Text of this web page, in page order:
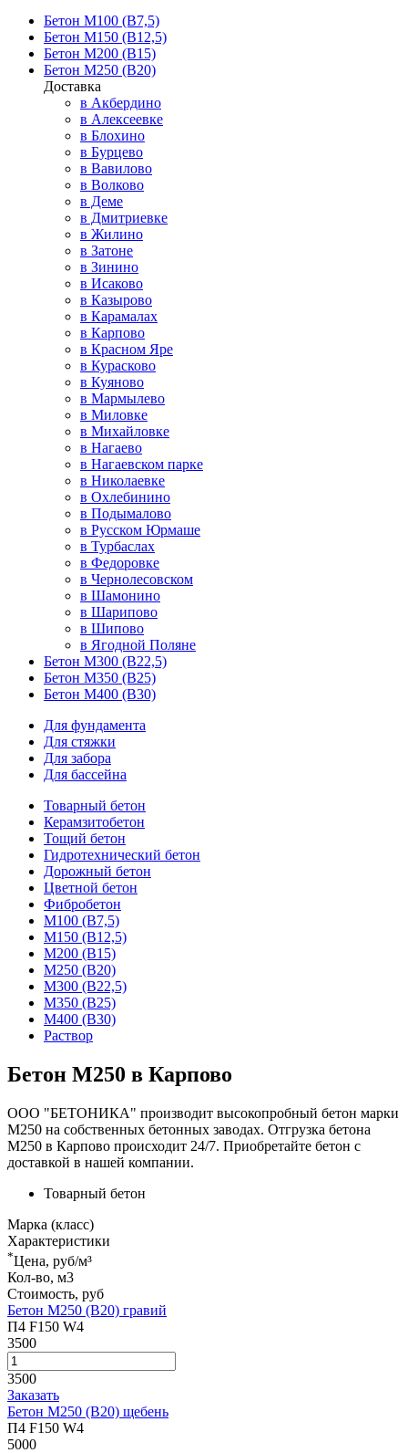
Бетон М100 (В7,5)
Бетон М150 (В12,5)
Бетон М200 (В15)
Бетон М250 (В20)
Доставка
в Акбердино
в Алексеевке
в Блохино
в Бурцево
в Вавилово
в Волково
в Деме
в Дмитриевке
в Жилино
в Затоне
в Зинино
в Исаково
в Казырово
в Карамалах
в Карпово
в Красном Яре
в Курасково
в Куяново
в Мармылево
в Миловке
в Михайловке
в Нагаево
в Нагаевском парке
в Николаевке
в Охлебинино
в Подымалово
в Русском Юрмаше
в Турбаслах
в Федоровке
в Чернолесовском
в Шамонино
в Шарипово
в Шипово
в Ягодной Поляне
Бетон М300 (В22,5)
Бетон М350 (В25)
Бетон М400 (В30)
Для фундамента
Для стяжки
Для забора
Для бассейна
Товарный бетон
Керамзитобетон
Тощий бетон
Гидротехнический бетон
Дорожный бетон
Цветной бетон
Фибробетон
М100 (В7,5)
М150 (В12,5)
М200 (В15)
М250 (В20)
М300 (В22,5)
М350 (В25)
М400 (В30)
Раствор
Бетон М250 в Карпово
ООО "БЕТОНИКА" производит высокопробный бетон марки
М250 на собственных бетонных заводах. Отгрузка бетона
М250 в Карпово происходит 24/7. Приобретайте бетон с
доставкой в нашей компании.
Товарный бетон
Марка (класс)
Характеристики
*Цена, руб/м³
Кол-во, м3
Стоимость, руб
Бетон М250 (В20) гравий
П4 F150 W4
3500
3500
Заказать
Бетон М250 (В20) щебень
П4 F150 W4
5000